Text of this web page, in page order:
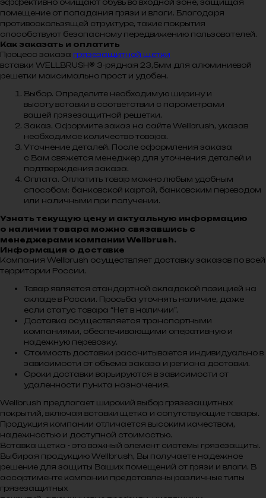
эффективно очищают обувь во входной зоне, защищая
помещение от попадания грязи и влаги. Благодаря
противоскользящей структуре, такие покрытия
способствуют безопасному передвижению пользователей.
Как заказать и оплатить
Процесс заказа грязезащитной щетки
вставки WELLBRUSH® 3-рядная 23,5мм для алюминиевой
решетки максимально прост и удобен.
Выбор. Определите необходимую ширину и
высоту вставки в соответствии с параметрами
вашей грязезащитной решетки.
Заказ. Оформите заказ на сайте Wellbrush, указав
необходимое количество товара.
Уточнение деталей. После оформления заказа
с Вам свяжется менеджер для уточнения деталей и
подтверждения заказа.
Оплата. Оплатить товар можно любым удобным
способом: банковской картой, банковским переводом
или наличными при получении.
Узнать текущую цену и актуальную информацию
о наличии товара можно связавшись с
менеджерами компании Wellbrush.
Информация о доставке
Компания Wellbrush осуществляет доставку заказов по всей
территории России.
Товар является стандартной складской позицией на
складе в России. Просьба уточнять наличие, даже
если статус товара “Нет в наличии”.
Доставка осуществляется транспортными
компаниями, обеспечивающими оперативную и
надежную перевозку.
Стоимость доставки рассчитывается индивидуально в
зависимости от объема заказа и региона доставки.
Сроки доставки варьируются в зависимости от
удаленности пункта назначения.
Wellbrush предлагает широкий выбор грязезащитных
покрытий, включая вставки щетка и сопутствующие товары.
Продукция компании отличается высоким качеством,
надежностью и доступной стоимостью.
Вставка щетка - это важный элемент системы грязезащиты.
Выбирая продукцию Wellbrush, Вы получаете надежное
решение для защиты Ваших помещений от грязи и влаги. В
ассортименте компании представлены различные типы
грязезащитных